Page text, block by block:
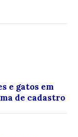
e gatos em
de cadastro